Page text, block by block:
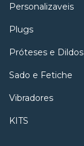
Personalizaveis
Plugs
Próteses e Dildos
Sado e Fetiche
Vibradores
KITS